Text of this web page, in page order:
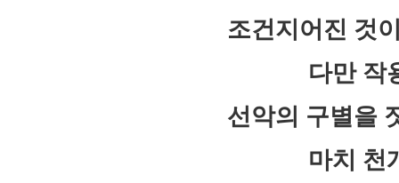
조건지어진 것
다만 작용만
선악의 구별을
마치 천개의